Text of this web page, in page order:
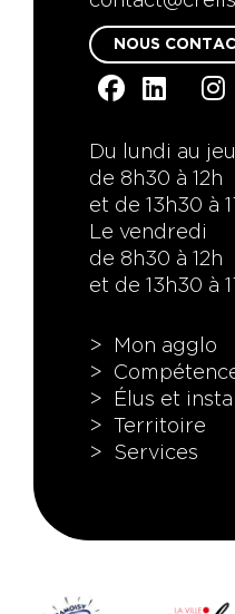
NOUS
Du lundi au
de 8h30 à 12h
et de 13h30 à
Le vendredi
de 8h30 à 12h
et de 13h30 à
Mon agglo
Élus et
Territoire
Services